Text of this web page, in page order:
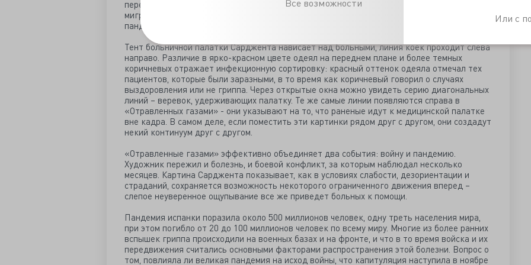
Все возможности
Или с
передачи инфекционных заболеваний, которые обеспечивает война: скученность,
миграция, плохая вентиляция и антисанитария. Так одна из первых опустошающих
пандемий распространилась по всему миру.
Тент больничной палатки Сарджента нависает над больными, линия коек проходит слева
направо. Различие в ярко-красном цвете одеял на переднем плане и более темных
коричневых отражает инфекционную сортировку: красный оттенок одеяла отмечал тех
пациентов, которые были заразными, в то время как коричневый говорил о случаях
выздоровления или не гриппа. Через открытые окна можно увидеть серию диагональных
линий – веревок, удерживающих палатку. Те же самые линии появляются справа в
«Отравленных газами» - они указывают на то, что раненые идут к медицинской палатке
вне кадра. В самом деле, если поместить эти картинки рядом друг с другом, они создадут
некий континуум друг с другом.
«Отравленные газами» эффективно объединяет два события: войну и пандемию.
Художник пережил и болезнь, и боевой конфликт, за которым наблюдал несколько
месяцев. Картина Сарджента показывает, как в условиях слабости, дезориентации и
страданий, сохраняется возможность некоторого ограниченного движения вперед –
слепое неуверенное ощупывание все же приведет больных к помощи.
Пандемия испанки поразила около 500 миллионов человек, одну треть населения мира,
при этом погибло от 20 до 100 миллионов человек по всему миру. Многие из более ранних
вспышек гриппа происходили на военных базах и на фронте, и что в то время войска и их
передвижения считались основными факторами распространения этой болезни. Вопрос о
том, повлияла ли великая пандемия на исход войны, что капитуляция наступила в ноябре